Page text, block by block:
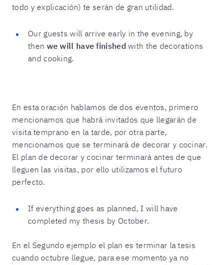
todo y explicación) te serán de gran utilidad.
Our guests will arrive early in the evening, by
then we will have finishedwith the decorations
and cooking.
En esta oración hablamos de dos eventos, primero
mencionamos que habrá invitados que llegarán de
visita temprano en la tarde, por otra parte,
mencionamos que se terminará de decorar y cocinar.
El plan de decorar y cocinar terminará antes de que
lleguen las visitas, por ello utilizamos el futuro
perfecto.
If everything goes as planned, I will have
completed my thesis by October.
En el Segundo ejemplo el plan es terminar la tesis
cuando octubre llegue, para ese momento ya no